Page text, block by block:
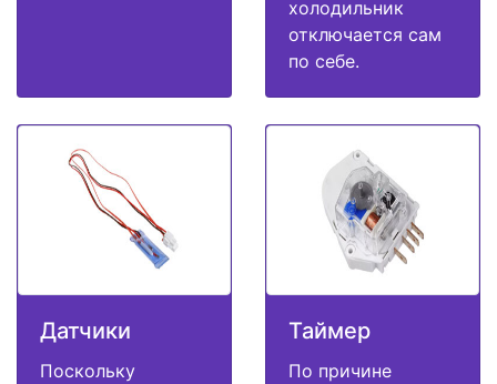
холодильник
отключается сам
по себе.
Датчики
Поскольку
Таймер
По причине